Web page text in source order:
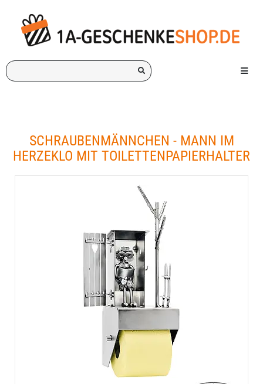
Ich
suche
Menü
SCHRAUBENMÄNNCHEN - MANN IM
HERZEKLO MIT TOILETTENPAPIERHALTER